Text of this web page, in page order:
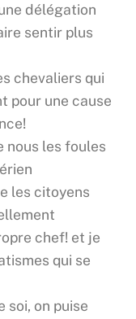
délégation
sentir plus
chevaliers qui
pour une cause
nous les foules
les citoyens
chef! et je
qui se
soi, on puise